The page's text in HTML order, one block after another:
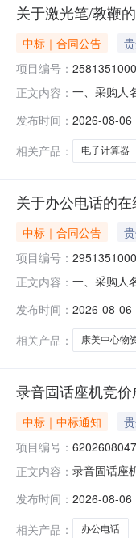
关于激光笔/教鞭
中标｜合同公告
项目编号：
正文内容： 一、采购人
翻页笔投影
发布时间： 2026-08-06
相关产品：
电子计算器
关于办公电话的
中标｜合同公告
项目编号：
正文内容： 一、采购人
规格型号单
发布时间： 2026-08-06
相关产品：
康美中心物
录音固话座机竞
中标｜中标通知
项目编号：
正文内容： 录音固话座
单位名称：
发布时间： 2026-08-06
相关产品：
办公电话